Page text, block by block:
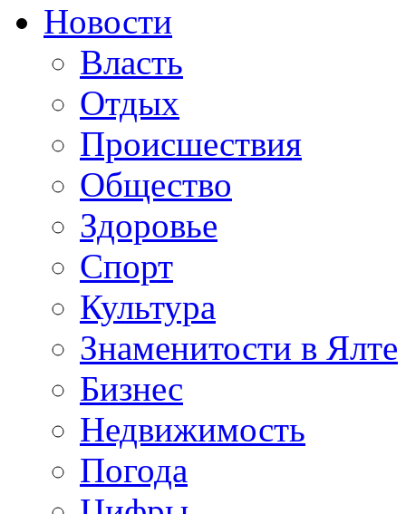
Новости
Власть
Отдых
Происшествия
Общество
Здоровье
Спорт
Культура
Знаменитости в Ялте
Бизнес
Недвижимость
Погода